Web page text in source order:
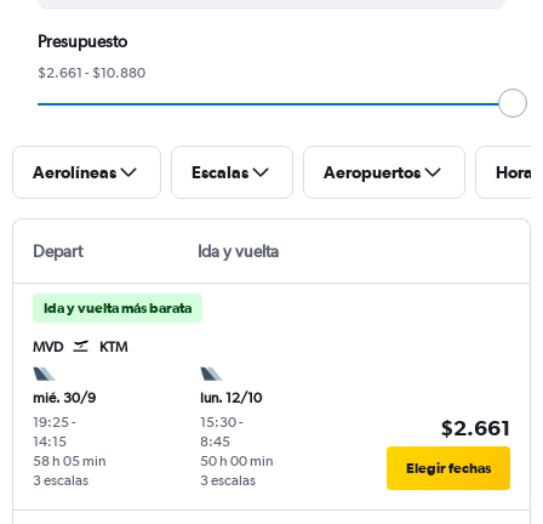
Presupuesto
$2.661 - $10.880
Aerolíneas Escalas Aeropuertos
Depart Ida y vuelta
Ida y vuelta más barata
MVD KTM
mié. 30/9
19:25-
14:15
3 escalas
58 h 05 min
lun. 12/10
15:30-
8:45
3 escalas
50 h 00 min
$2.661
Elegir fechas